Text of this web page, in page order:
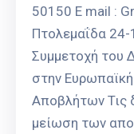
50150 E mail :
Πτολεμαΐδα
Συμμετοχή του
στην
Αποβλήτων Τις
μείωση των